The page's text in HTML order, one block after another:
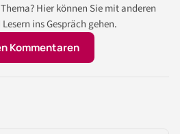
Hier können Sie mit anderen
ins Gespräch gehen.
Kommentaren